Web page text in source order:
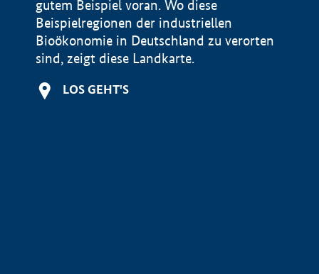
gutem Beispiel voran. Wo diese
Beispielregionen der industriellen
Bioökonomie in Deutschland zu verorten
sind, zeigt diese Landkarte.
LOS GEHT'S